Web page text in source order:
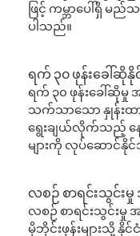
ဖြင့် ကမ္ဘာပေါ်ရှိ မ
ပါသည်။
ရက် ၃၀ ဖုန်းခေါ်ဆို
ရက် ၃၀ ဖုန်းခေါ်ဆို
သက်သာသော နှုန်းထာ
ရွေးချယ်လိုက်သည့် န
များကို လုပ်ဆောင်နို
လစဉ် စာရင်းသွင်းမှု
လစဉ် စာရင်းသွင်းမှု
မိုဘိုင်းဖုန်းများသို့ နိုင်